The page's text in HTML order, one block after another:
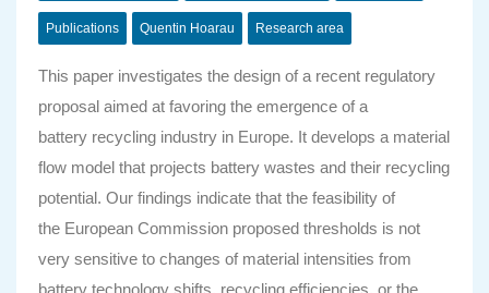
Publications Quentin Hoarau Research area
This paper investigates the design of a recent regulatory
proposal aimed at favoring the emergence of a
battery recycling industry in Europe. It develops a material
flow model that projects battery wastes and their recycling
potential. Our findings indicate that the feasibility of
the European Commission proposed thresholds is not
very sensitive to changes of material intensities from
battery technology shifts, recycling efficiencies, or the